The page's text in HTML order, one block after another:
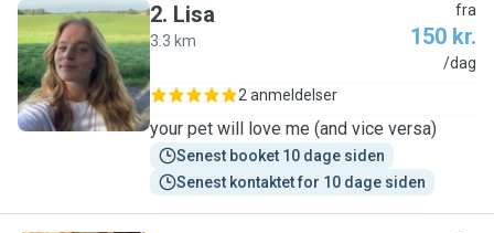
L
2. Lisa
3.3 km
fra
150 kr.
/dag
2 anmeldelser
your pet will love me (and vice versa)
Senest booket 10 dage siden
Senest kontaktet for 10 dage siden